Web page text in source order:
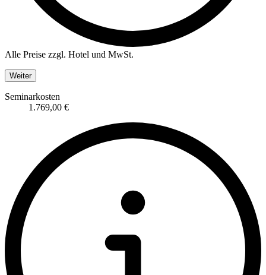
Alle Preise zzgl. Hotel und MwSt.
Weiter
Seminarkosten
1.769,00 €